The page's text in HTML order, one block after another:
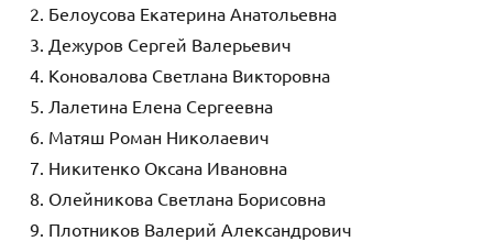
Белоусова Екатерина Анатольевна
Дежуров Сергей Валерьевич
Коновалова Светлана Викторовна
Лалетина Елена Сергеевна
Матяш Роман Николаевич
Никитенко Оксана Ивановна
Олейникова Светлана Борисовна
Плотников Валерий Александрович